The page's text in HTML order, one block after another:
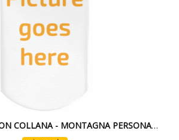
MEDAGLIETTA CON COLLANA - MONTAGNA PERSONALIZZATA